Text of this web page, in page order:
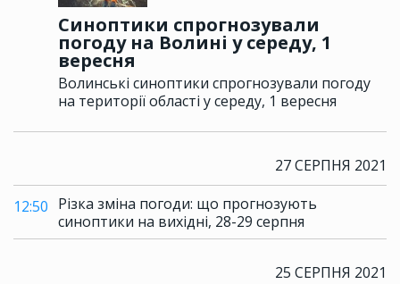
Синоптики спрогнозували
погоду на Волині у середу, 1
вересня
Волинські синоптики спрогнозували погоду
на території області у середу, 1 вересня
27 СЕРПНЯ 2021
12:50 Різка зміна погоди: що прогнозують
синоптики на вихідні, 28-29 серпня
25 СЕРПНЯ 2021